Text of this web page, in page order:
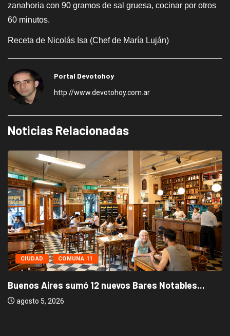
zanahoria con 90 gramos de sal gruesa, cocinar por otros
60 minutos.
Receta de Nicolás Isa (Chef de María Luján)
Portal Devotohoy
http://www.devotohoy.com.ar
Noticias Relacionadas
CIUDAD COMUNA 11
Buenos Aires sumó 12 nuevos Bares Notables...
agosto 5, 2026